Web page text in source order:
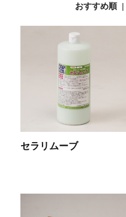
おすすめ順|
セラリムーブ